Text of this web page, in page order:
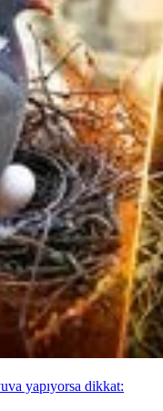
yapıyorsa dikkat: